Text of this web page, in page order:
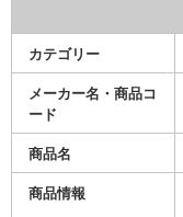
カテゴリー
メーカー名・商品コ
ード
商品名
商品情報